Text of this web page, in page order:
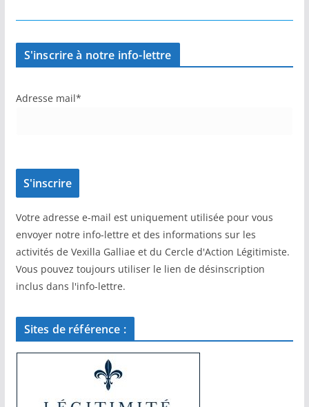
S'inscrire à notre info-lettre
Adresse mail*
Votre adresse e-mail est uniquement utilisée pour vous
envoyer notre info-lettre et des informations sur les
activités de Vexilla Galliae et du Cercle d'Action Légitimiste.
Vous pouvez toujours utiliser le lien de désinscription
inclus dans l'info-lettre.
Sites de référence :